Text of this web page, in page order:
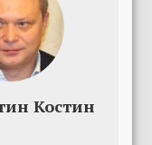
Костин